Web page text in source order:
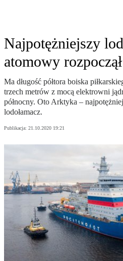
Najpotężniejszy
atomowy
Ma długość półtora boiska
trzech metrów z mocą elektrowni
północny. Oto Arktyka –
lodołamacz.
Publikacja: 21.10.2020 19:21